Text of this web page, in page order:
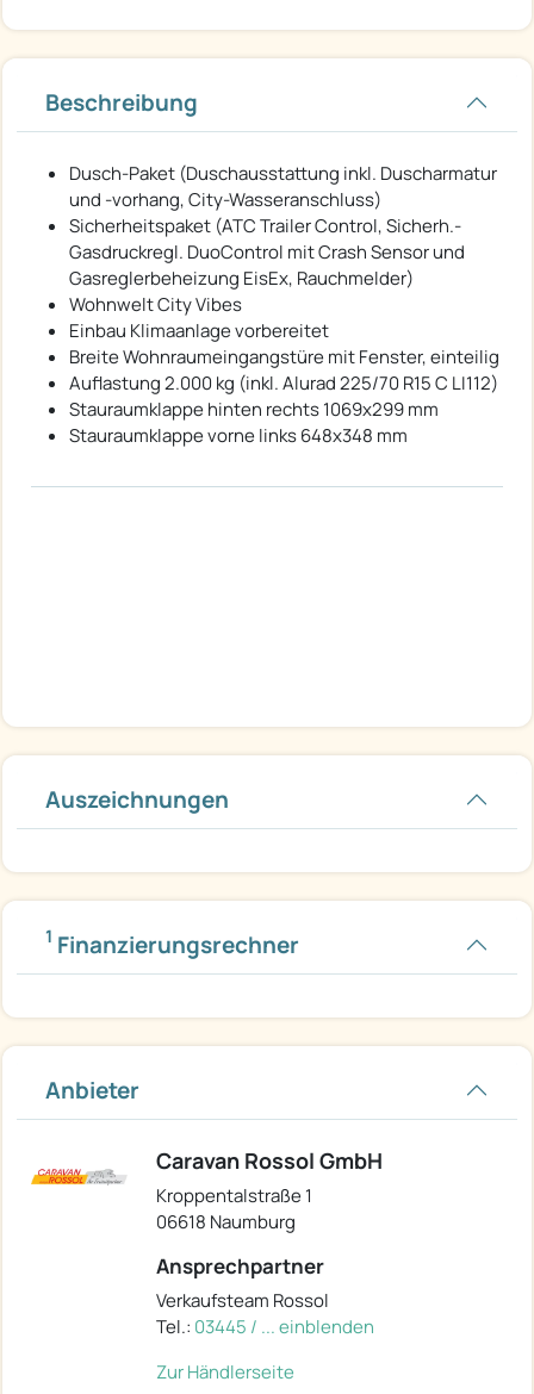
Beschreibung
Dusch-Paket (Duschausstattung inkl. Duscharmatur
und -vorhang, City-Wasseranschluss)
Sicherheitspaket (ATC Trailer Control, Sicherh.-
Gasdruckregl. DuoControl mit Crash Sensor und
Gasreglerbeheizung EisEx, Rauchmelder)
Wohnwelt City Vibes
Einbau Klimaanlage vorbereitet
Breite Wohnraumeingangstüre mit Fenster, einteilig
Auflastung 2.000 kg (inkl. Alurad 225/70 R15 C LI112)
Stauraumklappe hinten rechts 1069x299 mm
Stauraumklappe vorne links 648x348 mm
Auszeichnungen
1 Finanzierungsrechner
Anbieter
Caravan Rossol GmbH
Kroppentalstraße 1
06618 Naumburg
Ansprechpartner
Verkaufsteam Rossol
Tel.: 03445 / ... einblenden
Zur Händlerseite